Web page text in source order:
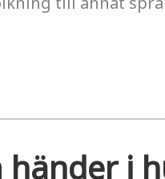
händer i